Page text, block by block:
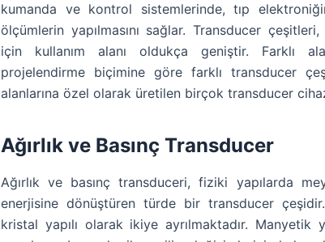
kumanda ve kontrol sistemlerinde, tıp
ölçümlerin yapılmasını sağlar. Transducer
için kullanım alanı oldukça geniştir. Farklı
projelendirme biçimine göre farklı transducer
alanlarına özel olarak üretilen birçok transducer
Ağırlık ve Basınç Transducer
Ağırlık ve basınç transduceri, fiziki yapılarda
enerjisine dönüştüren türde bir transducer
kristal yapılı olarak ikiye ayrılmaktadır. Manyetik